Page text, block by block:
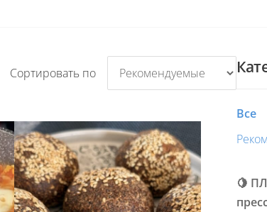
Все
🍋
Сортировать по